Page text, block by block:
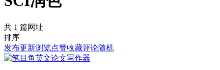
共 1 篇网址
排序
发布更新浏览点赞收藏评论随机